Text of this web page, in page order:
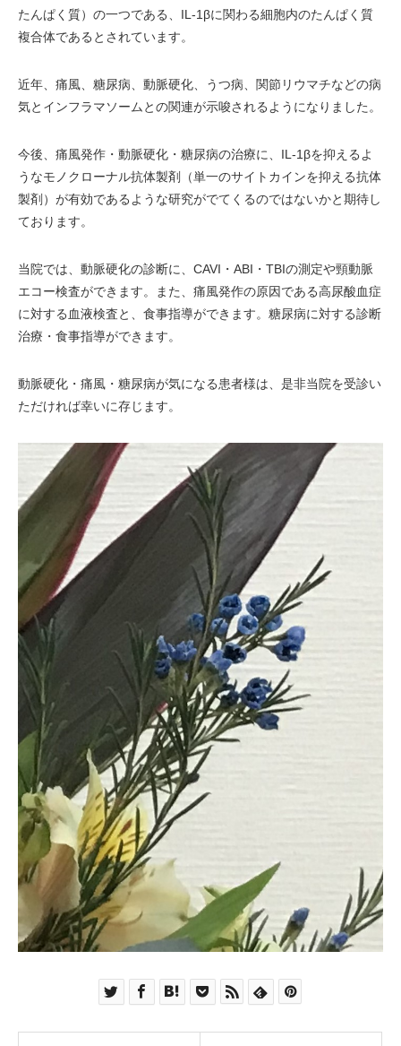
たんぱく質）の一つである、IL-1βに関わる細胞内のたんぱく質
複合体であるとされています。
近年、痛風、糖尿病、動脈硬化、うつ病、関節リウマチなどの病
気とインフラマソームとの関連が示唆されるようになりました。
今後、痛風発作・動脈硬化・糖尿病の治療に、IL-1βを抑えるよ
うなモノクローナル抗体製剤（単一のサイトカインを抑える抗体
製剤）が有効であるような研究がでてくるのではないかと期待し
ております。
当院では、動脈硬化の診断に、CAVI・ABI・TBIの測定や頸動脈
エコー検査ができます。また、痛風発作の原因である高尿酸血症
に対する血液検査と、食事指導ができます。糖尿病に対する診断
治療・食事指導ができます。
動脈硬化・痛風・糖尿病が気になる患者様は、是非当院を受診い
ただければ幸いに存じます。